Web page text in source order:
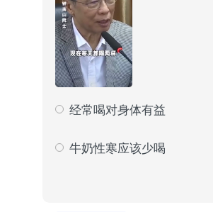
经常喝对身体有益
牛奶性寒应该少喝